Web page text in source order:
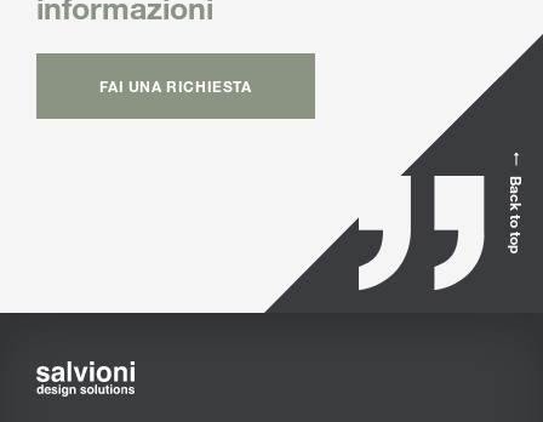
FAI UNA RICHIESTA
Back to top